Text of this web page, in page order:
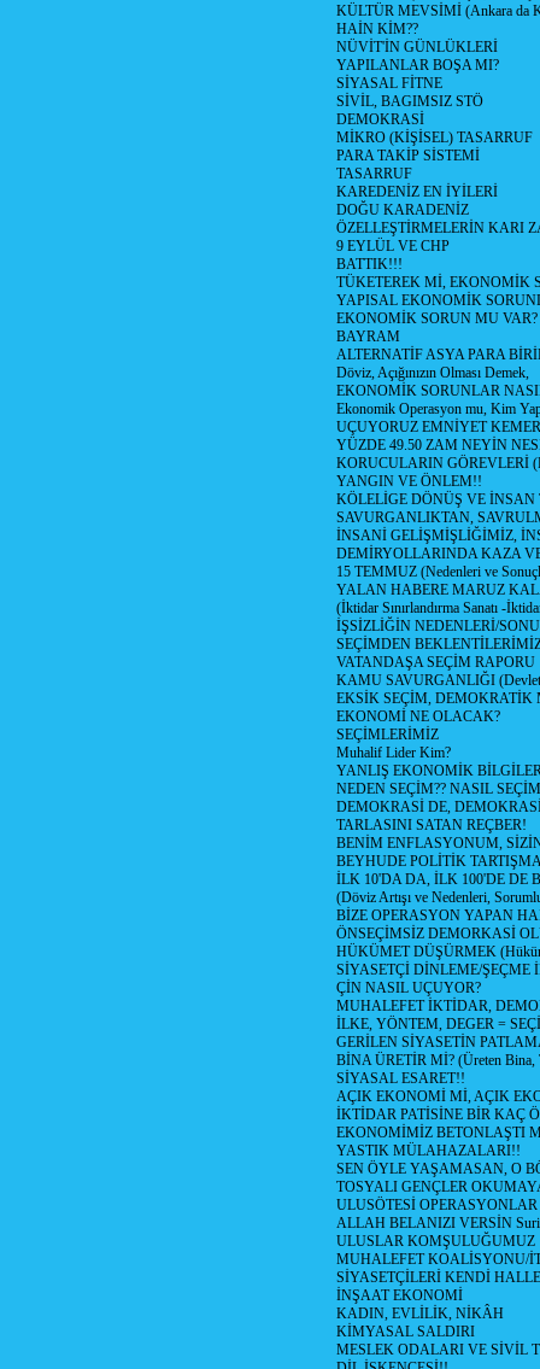
KÜLTÜR MEVSİMİ (Ankara da
HAİN KİM??
NÜVİT'İN GÜNLÜKLERİ
YAPILANLAR BOŞA MI?
SİYASAL FİTNE
SİVİL, BAGIMSIZ STÖ
DEMOKRASİ
MİKRO (KİŞİSEL) TASARRUF
PARA TAKİP SİSTEMİ
TASARRUF
KAREDENİZ EN İYİLERİ
DOĞU KARADENİZ
ÖZELLEŞTİRMELERİN KARI
9 EYLÜL VE CHP
BATTIK!!!
TÜKETEREK Mİ, EKONOMİK
YAPISAL EKONOMİK
EKONOMİK SORUN MU VAR?
BAYRAM
ALTERNATİF ASYA PARA
Döviz, Açığınızın Olması Demek,
EKONOMİK SORUNLAR
Ekonomik Operasyon mu, Kim
UÇUYORUZ EMNİYET
YÜZDE 49.50 ZAM NEYİN
KORUCULARIN GÖREVLERİ
YANGIN VE ÖNLEM!!
KÖLELİGE DÖNÜŞ VE İNSAN
SAVURGANLIKTAN,
İNSANİ GELİŞMİŞLİĞİMİZ,
DEMİRYOLLARINDA KAZA
15 TEMMUZ (Nedenleri ve
YALAN HABERE MARUZ
(İktidar Sınırlandırma Sanatı -
İŞSİZLİĞİN NEDENLERİ/
SEÇİMDEN
VATANDAŞA SEÇİM RAPORU
KAMU SAVURGANLIĞI (Devlet
EKSİK SEÇİM, DEMOKRATİK
EKONOMİ NE OLACAK?
SEÇİMLERİMİZ
Muhalif Lider Kim?
YANLIŞ EKONOMİK
NEDEN SEÇİM?? NASIL
DEMOKRASİ DE,
TARLASINI SATAN REÇBER!
BENİM ENFLASYONUM,
BEYHUDE POLİTİK
İLK 10'DA DA, İLK 100'DE DE
(Döviz Artışı ve Nedenleri,
BİZE OPERASYON YAPAN
ÖNSEÇİMSİZ DEMORKASİ
HÜKÜMET DÜŞÜRMEK
SİYASETÇİ DİNLEME/ŞEÇME
ÇİN NASIL UÇUYOR?
MUHALEFET İKTİDAR,
İLKE, YÖNTEM, DEGER =
GERİLEN SİYASETİN
BİNA ÜRETİR Mİ? (Üreten Bina,
SİYASAL ESARET!!
AÇIK EKONOMİ Mİ, AÇIK
İKTİDAR PATİSİNE BİR KAÇ
EKONOMİMİZ BETONLAŞTI
YASTIK MÜLAHAZALARI!!
SEN ÖYLE YAŞAMASAN, O
TOSYALI GENÇLER
ULUSÖTESİ OPERASYONLAR
ALLAH BELANIZI VERSİN
ULUSLAR KOMŞULUĞUMUZ
MUHALEFET KOALİSYONU/
SİYASETÇİLERİ KENDİ
İNŞAAT EKONOMİ
KADIN, EVLİLİK, NİKÂH
KİMYASAL SALDIRI
MESLEK ODALARI VE SİVİL